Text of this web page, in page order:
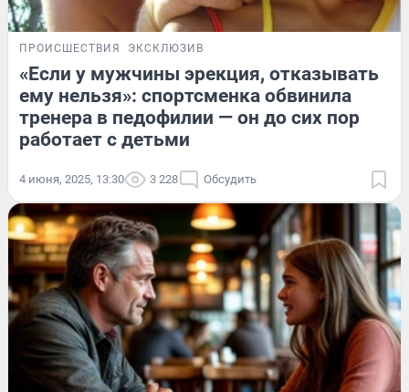
ПРОИСШЕСТВИЯ ЭКСКЛЮЗИВ
«Если у мужчины эрекция, отказывать
ему нельзя»: спортсменка обвинила
тренера в педофилии — он до сих пор
работает с детьми
4 июня, 2025, 13:30 3 228 Обсудить